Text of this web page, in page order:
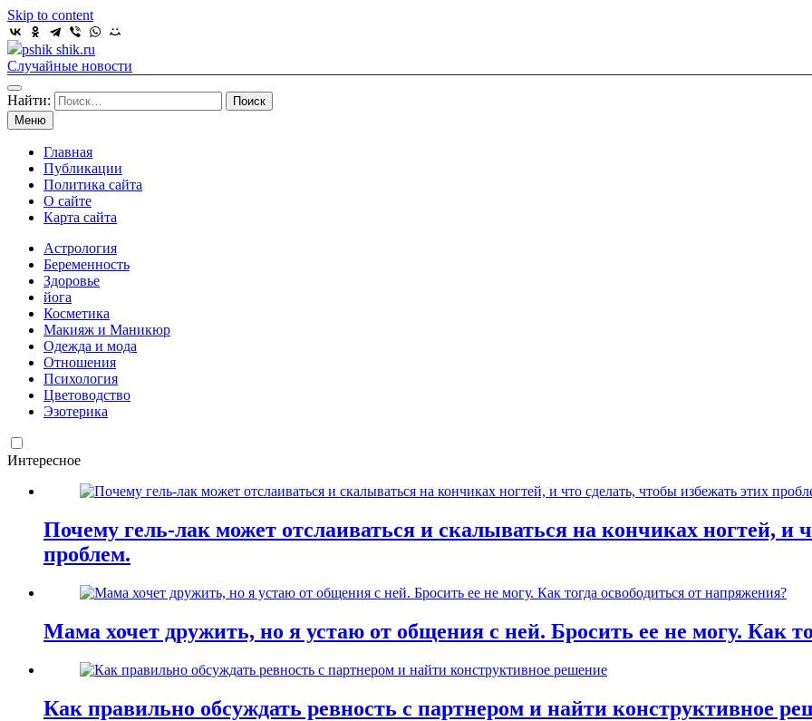
Skip to content
pshik shik.ru
Случайные новости
Найти:
Меню
Главная
Публикации
Политика сайта
О сайте
Карта сайта
Астрология
Беременность
Здоровье
йога
Косметика
Макияж и Маникюр
Одежда и мода
Отношения
Психология
Цветоводство
Эзотерика
Интересное
Почему гель-лак может отслаиваться и скалываться на кончиках ногтей, и
проблем.
Мама хочет дружить, но я устаю от общения с ней. Бросить ее не могу. Как
Как правильно обсуждать ревность с партнером и найти конструктивное